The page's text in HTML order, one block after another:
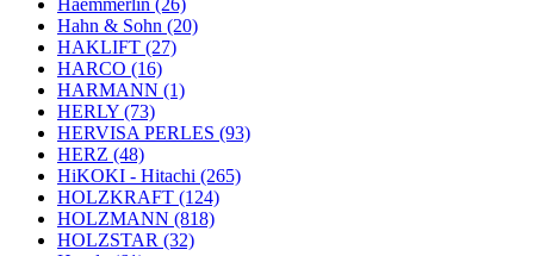
Haemmerlin (26)
Hahn & Sohn (20)
HAKLIFT (27)
HARCO (16)
HARMANN (1)
HERLY (73)
HERVISA PERLES (93)
HERZ (48)
HiKOKI - Hitachi (265)
HOLZKRAFT (124)
HOLZMANN (818)
HOLZSTAR (32)